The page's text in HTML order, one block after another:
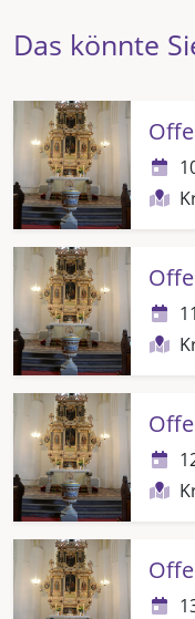
Das könnte